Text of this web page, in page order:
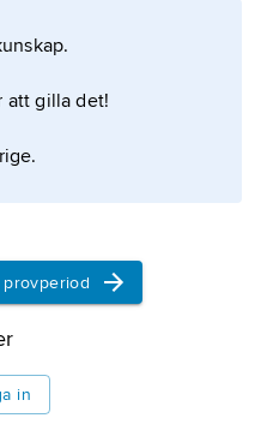
Spår av minst
att gilla det!
provperiod
in